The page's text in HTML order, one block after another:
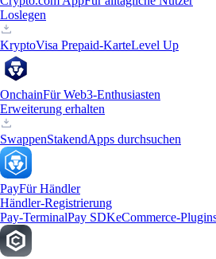
Loslegen
KryptoVisa Prepaid-KarteLevel Up
OnchainFür Web3-Enthusiasten
Erweiterung erhalten
SwappenStakendApps durchsuchen
PayFür Händler
Händler-Registrierung
Pay-TerminalPay SDKeCommerce-